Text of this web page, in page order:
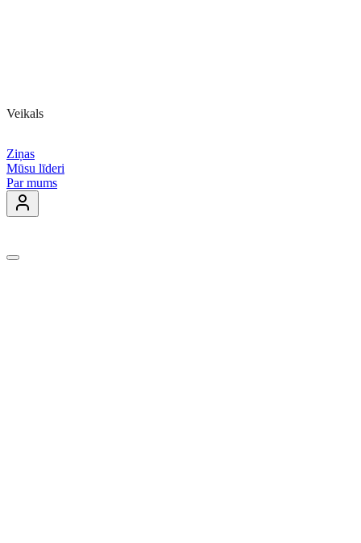
Veikals
Ziņas
Mūsu līderi
Par mums